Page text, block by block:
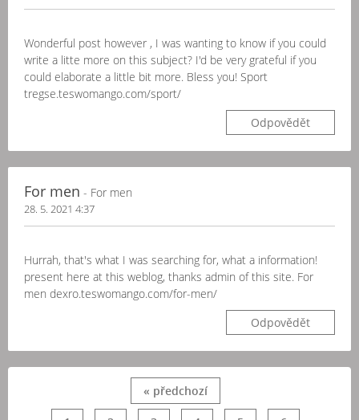
Wonderful post however , I was wanting to know if you could
write a litte more on this subject? I'd be very grateful if you
could elaborate a little bit more. Bless you! Sport
tregse.teswomango.com/sport/
Odpovědět
For men - For men
28. 5. 2021 4:37
Hurrah, that's what I was searching for, what a information!
present here at this weblog, thanks admin of this site. For
men dexro.teswomango.com/for-men/
Odpovědět
« předchozí